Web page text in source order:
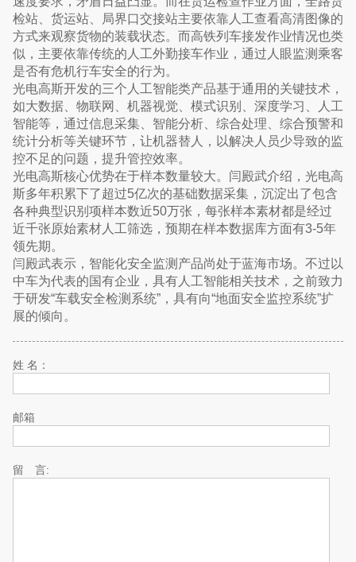
检站、货运站、局界口交接站主要依靠人工查看高清图像的
方式来观察货物的装载状态。而高铁列车接发作业情况也类
似，主要依靠传统的人工外勤接车作业，通过人眼监测乘客
是否有危机行车安全的行为。
光电高斯开发的三个人工智能类产品基于通用的关键技术，
如大数据、物联网、机器视觉、模式识别、深度学习、人工
智能等，通过信息采集、智能分析、综合处理、综合预警和
统计分析等关键环节，让机器替人，以解决人员少导致的监
控不足的问题，提升管控效率。
光电高斯核心优势在于样本数量较大。闫殿武介绍，光电高
斯多年积累下了超过5亿次的基础数据采集，沉淀出了包含
各种典型识别项样本数近50万张，每张样本素材都是经过
近千张原始素材人工筛选，预期在样本数据库方面有3-5年
领先期。
闫殿武表示，智能化安全监测产品尚处于蓝海市场。不过以
中车为代表的国有企业，具有人工智能相关技术，之前致力
于研发“车载安全检测系统”，具有向“地面安全监控系统”扩
展的倾向。
姓 名：
邮箱
留 言: